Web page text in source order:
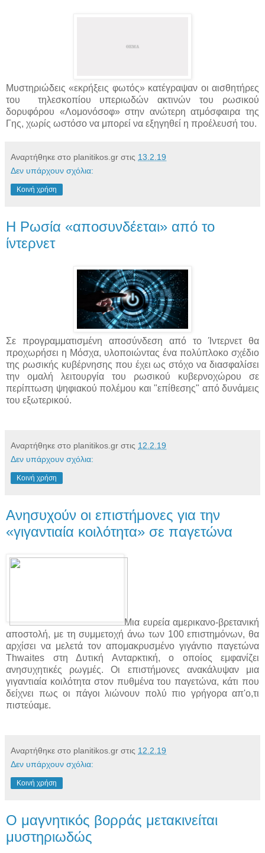
Μυστηριώδεις «εκρήξεις φωτός» κατέγραψαν οι αισθητήρες
του τηλεσκοπίου υπεριωδών ακτινών του ρωσικού
δορυφόρου «Λομονόσοφ» στην ανώτερη ατμόσφαιρα της
Γης, χωρίς ωστόσο να μπορεί να εξηγηθεί η προέλευσή του.
Αναρτήθηκε στο planitikos.gr στις 13.2.19
Δεν υπάρχουν σχόλια:
Κοινή χρήση
Η Ρωσία «αποσυνδέεται» από το
ίντερνετ
Σε προγραμματισμένη αποσύνδεση από το Ίντερνετ θα
προχωρήσει η Μόσχα, υλοποιώντας ένα πολύπλοκο σχέδιο
της ρωσικής κυβέρνησης που έχει ως στόχο να διασφαλίσει
την ομαλή λειτουργία του ρωσικού κυβερνοχώρου σε
περίπτωση ψηφιακού πολέμου και "επίθεσης" από δυνάμεις
του εξωτερικού.
Αναρτήθηκε στο planitikos.gr στις 12.2.19
Δεν υπάρχουν σχόλια:
Κοινή χρήση
Ανησυχούν οι επιστήμονες για την
«γιγαντιαία κοιλότητα» σε παγετώνα
Μια ευρεία αμερικανο-βρετανική
αποστολή, με τη συμμετοχή άνω των 100 επιστημόνων, θα
αρχίσει να μελετά τον απομακρυσμένο γιγάντιο παγετώνα
Thwaites στη Δυτική Ανταρκτική, ο οποίος εμφανίζει
ανησυχητικές ρωγμές. Οι επιστήμονες ανακάλυψαν μια
γιγαντιαία κοιλότητα στον πυθμένα του παγετώνα, κάτι που
δείχνει πως οι πάγοι λιώνουν πολύ πιο γρήγορα απ'ο,τι
πιστεύαμε.
Αναρτήθηκε στο planitikos.gr στις 12.2.19
Δεν υπάρχουν σχόλια:
Κοινή χρήση
Ο μαγνητικός βορράς μετακινείται
μυστηριωδώς